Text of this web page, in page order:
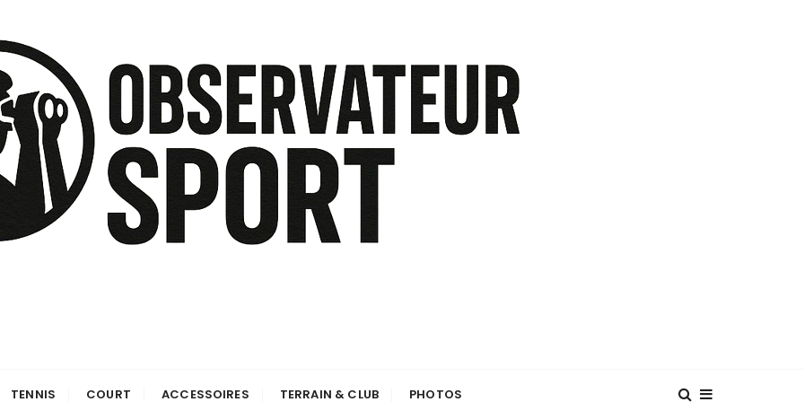
TENNIS COURT ACCESSOIRES TERRAIN & CLUB PHOTOS